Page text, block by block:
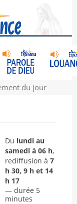
du jour
Du lundi au
samedi à 06 h,
rediffusion à 7
h 30, 9 h et 14
h 17
— durée 5
minutes